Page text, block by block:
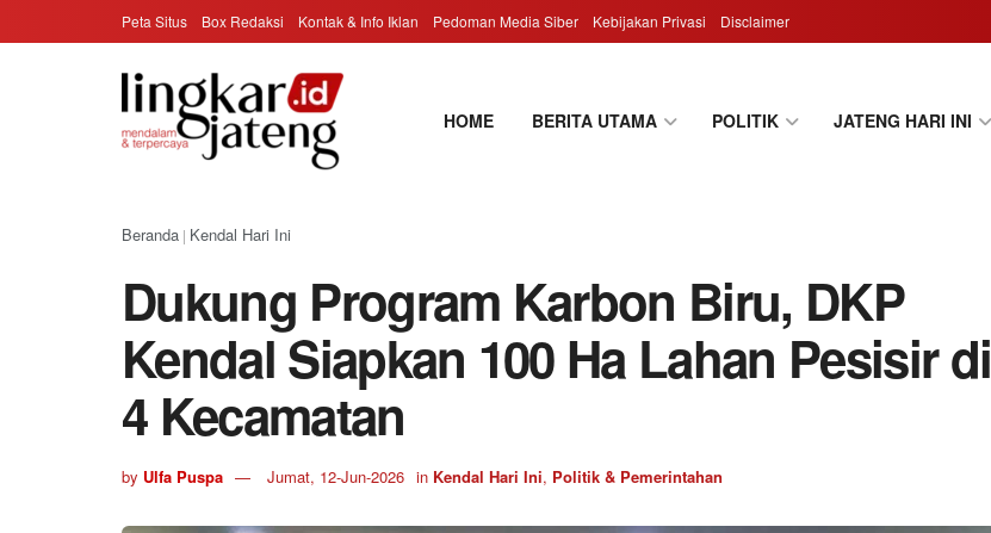
Peta Situs Box Redaksi Kontak & Info Iklan Pedoman Media Siber Kebijakan Privasi Disclaimer
HOME BERITA UTAMA POLITIK JATENG HARI INI
Beranda | Kendal Hari Ini
Dukung Program Karbon Biru, DKP
Kendal Siapkan 100 Ha Lahan Pesisir di
4 Kecamatan
by Ulfa Puspa Jumat, 12-Jun-2026 in Kendal Hari Ini, Politik & Pemerintahan